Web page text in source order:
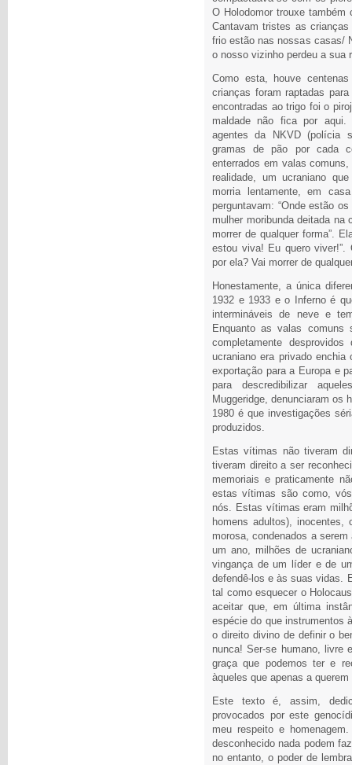
O Holodomor trouxe também
Cantavam tristes as
frio estão nas nossas casas/
o nosso vizinho perdeu a sua
Como esta, houve
crianças foram raptadas
encontradas ao trigo foi o
maldade não fica por
agentes da NKVD (polícia
gramas de pão por cada
enterrados em valas
realidade, um ucraniano
morria lentamente, em
perguntavam: “Onde estão
mulher moribunda deitada na
morrer de qualquer forma”.
estou viva! Eu quero viver!”.
por ela? Vai morrer de
Honestamente, a única
1932 e 1933 e o Inferno é
intermináveis de neve e
Enquanto as valas
completamente
ucraniano era privado
exportação para a Europa e
para descredibilizar
Muggeridge, denunciaram os
1980 é que investigações
produzidos.
Estas vítimas não tiveram
tiveram direito a ser
memoriais e praticamente
estas vítimas são como,
nós. Estas vítimas eram
homens adultos),
morosa, condenados a
um ano, milhões de
vingança de um líder e de
defendê-los e às suas vidas.
tal como esquecer o
aceitar que, em última
espécie do que instrumentos
o direito divino de definir o
nunca! Ser-se humano, livre
graça que podemos ter e
àqueles que apenas a querem
Este texto é, assim,
provocados por este
meu respeito e
desconhecido nada podem
no entanto, o poder de